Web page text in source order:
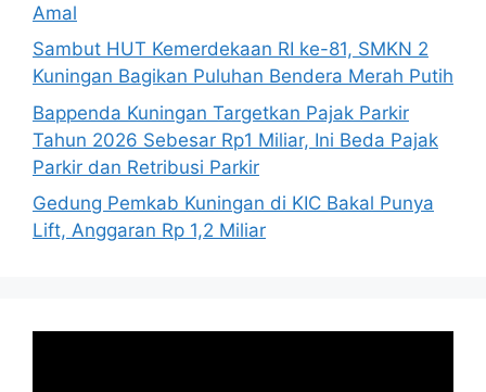
Amal
Sambut HUT Kemerdekaan RI ke-81, SMKN 2
Kuningan Bagikan Puluhan Bendera Merah Putih
Bappenda Kuningan Targetkan Pajak Parkir
Tahun 2026 Sebesar Rp1 Miliar, Ini Beda Pajak
Parkir dan Retribusi Parkir
Gedung Pemkab Kuningan di KIC Bakal Punya
Lift, Anggaran Rp 1,2 Miliar